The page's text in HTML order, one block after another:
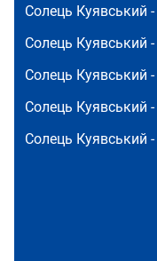
Солець Куявський -
Солець Куявський -
Солець Куявський -
Солець Куявський -
Солець Куявський -